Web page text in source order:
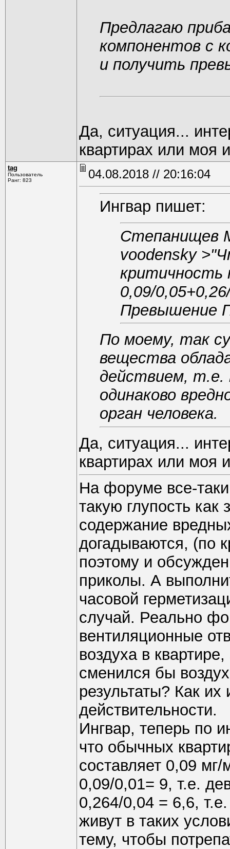
Предлагаю
компонентов с
и получить
Да, ситуация...
квартирах или моя
tag
Пользователь
Ранг: 823
04.08.2018 // 20:16:04
Ингвар пишет:
Степанищев
voodensky >
критичность
0,09/
Превышение
По моему, так
вещества
действием,
одинаково
орган человека.
Да, ситуация...
квартирах или моя
На форуме все-
такую глупость как
содержание
догадываются, (по
поэтому и
приколы. А
часовой
случай. Реально
вентиляционные
воздуха в
сменился бы
результаты? Как
действительности.
Ингвар, теперь по
что обычных
составляет 0,09
0,09/0,01= 9, т.е.
0,264/0,04 = 6,6,
живут в таких
тему, чтобы